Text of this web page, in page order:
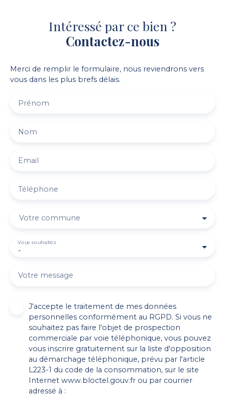
Intéressé par ce bien ?
Contactez-nous
Merci de remplir le formulaire, nous reviendrons vers
vous dans les plus brefs délais.
Prénom
Nom
Email
Téléphone
Votre commune
-
Vous souhaitez
Votre message
J'accepte le traitement de mes données
personnelles conformément au RGPD. Si vous ne
souhaitez pas faire l'objet de prospection
commerciale par voie téléphonique, vous pouvez
vous inscrire gratuitement sur la liste d'opposition
au démarchage téléphonique, prévu par l'article
L223-1 du code de la consommation, sur le site
Internet www.bloctel.gouv.fr ou par courrier
adressé à :